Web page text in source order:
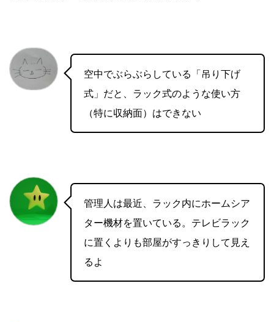
空中でぶらぶらしている「吊り下げ
式」だと、ラック式のような使い方
（特に収納面）はできない
管理人は最近、ラック内にホームシア
ター機材を置いている。テレビラック
に置くよりも部屋がすっきりして見え
るよ